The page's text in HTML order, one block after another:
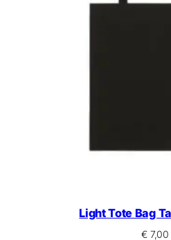
Light Tote Bag
€7,00